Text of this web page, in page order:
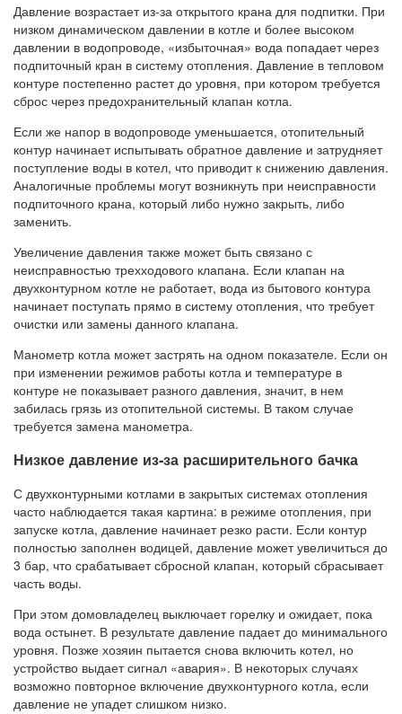
Давление возрастает из-за открытого крана для подпитки. При
низком динамическом давлении в котле и более высоком
давлении в водопроводе, «избыточная» вода попадает через
подпиточный кран в систему отопления. Давление в тепловом
контуре постепенно растет до уровня, при котором требуется
сброс через предохранительный клапан котла.
Если же напор в водопроводе уменьшается, отопительный
контур начинает испытывать обратное давление и затрудняет
поступление воды в котел, что приводит к снижению давления.
Аналогичные проблемы могут возникнуть при неисправности
подпиточного крана, который либо нужно закрыть, либо
заменить.
Увеличение давления также может быть связано с
неисправностью трехходового клапана. Если клапан на
двухконтурном котле не работает, вода из бытового контура
начинает поступать прямо в систему отопления, что требует
очистки или замены данного клапана.
Манометр котла может застрять на одном показателе. Если он
при изменении режимов работы котла и температуре в
контуре не показывает разного давления, значит, в нем
забилась грязь из отопительной системы. В таком случае
требуется замена манометра.
Низкое давление из-за расширительного бачка
С двухконтурными котлами в закрытых системах отопления
часто наблюдается такая картина: в режиме отопления, при
запуске котла, давление начинает резко расти. Если контур
полностью заполнен водицей, давление может увеличиться до
3 бар, что срабатывает сбросной клапан, который сбрасывает
часть воды.
При этом домовладелец выключает горелку и ожидает, пока
вода остынет. В результате давление падает до минимального
уровня. Позже хозяин пытается снова включить котел, но
устройство выдает сигнал «авария». В некоторых случаях
возможно повторное включение двухконтурного котла, если
давление не упадет слишком низко.